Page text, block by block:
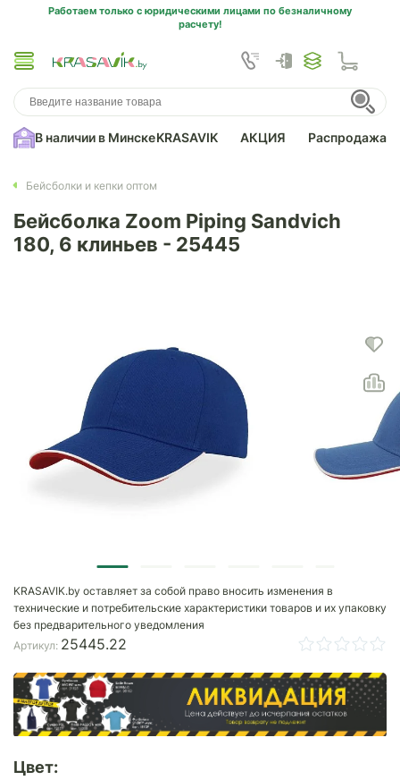
Работаем только с юридическими лицами по безналичному
расчету!
В наличии в МинскеKRASAVIK АКЦИЯ Распродажа
Бейсболки и кепки оптом
Бейсболка Zoom Piping Sandvich
180, 6 клиньев - 25445
KRASAVIK.by оставляет за собой право вносить изменения в
технические и потребительские характеристики товаров и их упаковку
без предварительного уведомления
Артикул: 25445.22
Цвет: